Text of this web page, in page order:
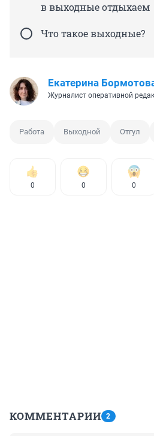
в выходные отдыхаем
Что такое выходные?
Екатерина
Журналист оперативной
Работа Выходной Отгул
0 0 0
КОММЕНТАРИИ 2